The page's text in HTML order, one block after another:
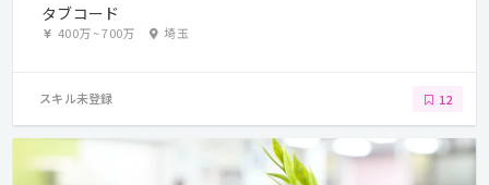
タブコード
400万~700万 埼玉
スキル未登録 12